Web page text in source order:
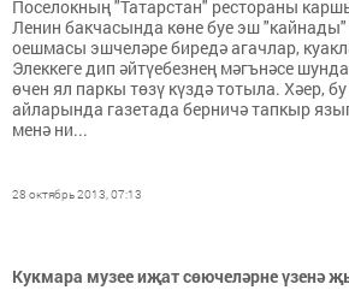
Поселокның "Татарстан" рестораны
Ленин бакчасында көне буе эш
оешмасы эшчеләре биредә агачлар,
Элеккеге дип әйтүебезнең мәгънәсе
өчен ял паркы төзү күздә тотыла. Хәер,
айларында газетада берничә тапкыр
менә ни...
28 октябрь 2013, 07:13
Кукмара музее иҗат сөючеләрне үзенә